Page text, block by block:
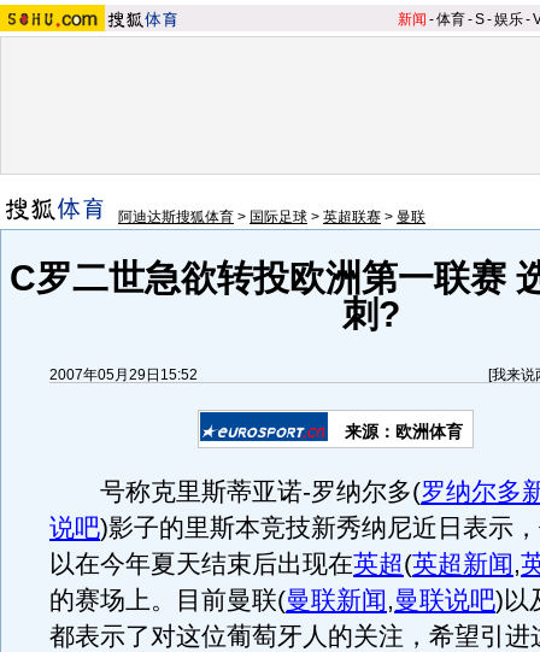
新闻 -体育-S-娱乐-
阿迪达斯搜狐体育 > 国际足球 > 英超联赛 > 曼联
C罗二世急欲转投欧洲第一联赛
刺?
2007年05月29日15:52 [我来说
来源：欧洲体育
号称克里斯蒂亚诺-罗纳尔多(罗纳尔多
说吧)影子的里斯本竞技新秀纳尼近日表示
以在今年夏天结束后出现在英超(英超新闻,
的赛场上。目前曼联(曼联新闻,曼联说吧)以
都表示了对这位葡萄牙人的关注，希望引进